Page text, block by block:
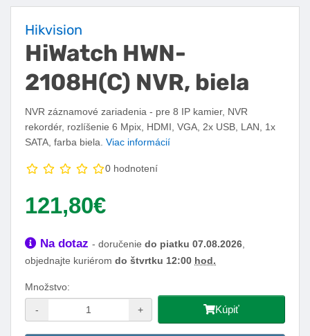
Hikvision
HiWatch HWN-
2108H(C) NVR, biela
NVR záznamové zariadenia - pre 8 IP kamier, NVR
rekordér, rozlíšenie 6 Mpix, HDMI, VGA, 2x USB, LAN, 1x
SATA, farba biela. Viac informácií
0 hodnotení
121,80€
Dostupnosť:
Na dotaz - doručenie do piatku 07.08.2026
objednajte kuriérom do štvrtku 12:00 hod.
Množstvo:
- + Kúpiť